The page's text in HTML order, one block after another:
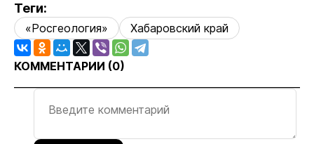
Теги:
«Росгеология» Хабаровский край
КОММЕНТАРИИ (0)